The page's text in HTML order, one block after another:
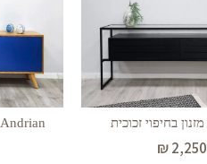
₪2,250
Andrian | מזנון בגווני אלון וכחול